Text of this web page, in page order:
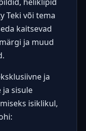
Teki või tema
kaitsevad
ja muud
ja
sisule
isiklikul,